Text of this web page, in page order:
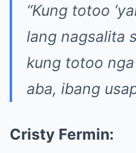
“Kung totoo
lang nagsalita
kung totoo
aba, ibang
Cristy Fermin: